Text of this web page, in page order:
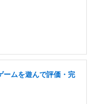
ームを遊んで評価・完